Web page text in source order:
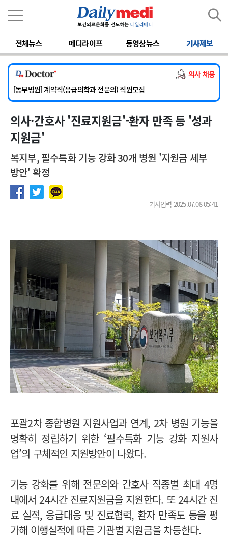
전체뉴스 메디라이프 동영상뉴스 기사제보
의사 채용
[서울아산병원] 2026년 하반기 인턴 모집
[영남대학교의료원] 마취통증의학과 임기제 임상의사 채용
[충남대학교병원] 소아청소년과(소아응급전담) 계약직 의사 공개채용
[동부병원] 계약직(응급의학과 전문의) 직원모집
[이대목동병원] 하반기 전공의(레지던트1년차) 모집
[서울아산병원] 2026년 하반기 인턴 모집
[영남대학교의료원] 마취통증의학과 임기제 임상의사 채용
의사·간호사 '진료지원금'-환자 만족 등 '성과
지원금'
복지부, 필수특화 기능 강화 30개 병원 '지원금 세부
방안' 확정
기사입력 2025.07.08 05:41
포괄2차 종합병원 지원사업과 연계, 2차 병원 기능을
명확히 정립하기 위한 ‘필수특화 기능 강화 지원사
업’의 구체적인 지원방안이 나왔다.
기능 강화를 위해 전문의와 간호사 직종별 최대 4명
내에서 24시간 진료지원금을 지원한다. 또 24시간 진
료 실적, 응급대응 및 진료협력, 환자 만족도 등을 평
가해 이행실적에 따른 기관별 지원금을 차등한다.